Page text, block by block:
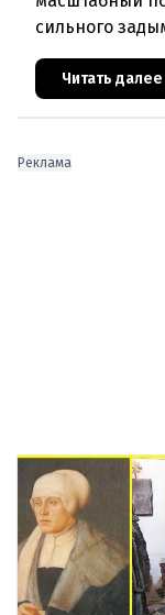
сильного
уровень
техники.
Читать далее
Реклама